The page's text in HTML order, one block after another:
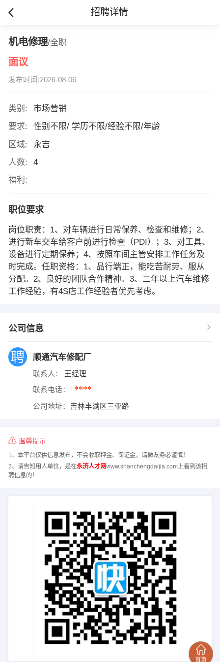
招聘详情
机电修理/全职
面议
发布时间:2026-08-06
类别:
市场营销
要求:
性别不限/ 学历不限/经验不限/年龄
区域:
永吉
人数:
4
福利:
职位要求
岗位职责：1、对车辆进行日常保养、检查和维修；2、
进行新车交车给客户前进行检查（PDI）；3、对工具、
设备进行定期保养；4、按照车间主管安排工作任务及
时完成。任职资格：1、品行端正，能吃苦耐劳、服从
分配。2、良好的团队合作精神。3、二年以上汽车维修
工作经验，有4S店工作经验者优先考虑。
公司信息
顺通汽车修配厂
联系人： 王经理
联系电话： ****
公司地址： 吉林丰满区三亚路
温馨提示
1、本平台仅供信息发布，不会收取押金、保证金，请微友务必谨慎！
2、请告知用人单位，是在永济人才网www.shanchengdaijia.com上看到该招
聘信息的！